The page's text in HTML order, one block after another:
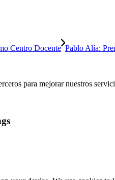
Centro Docente Pablo Alía:
para mejorar nuestros